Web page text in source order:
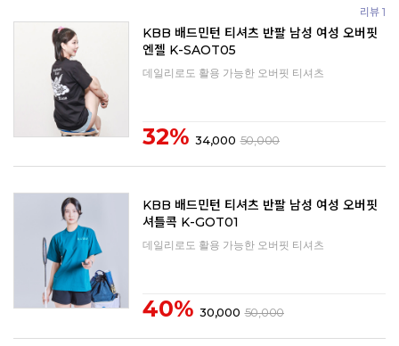
리뷰 1
KBB 배드민턴 티셔츠 반팔 남성 여성 오버핏
엔젤 K-SAOT05
데일리로도 활용 가능한 오버핏 티셔츠
32% 34,000 50,000
KBB 배드민턴 티셔츠 반팔 남성 여성 오버핏
셔틀콕 K-GOT01
데일리로도 활용 가능한 오버핏 티셔츠
40% 30,000 50,000